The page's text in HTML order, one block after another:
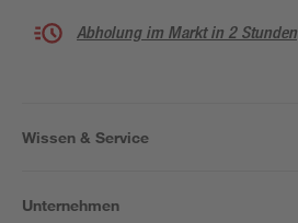
Abholung im Markt in 2 Stunden
Wissen & Service
Unternehmen